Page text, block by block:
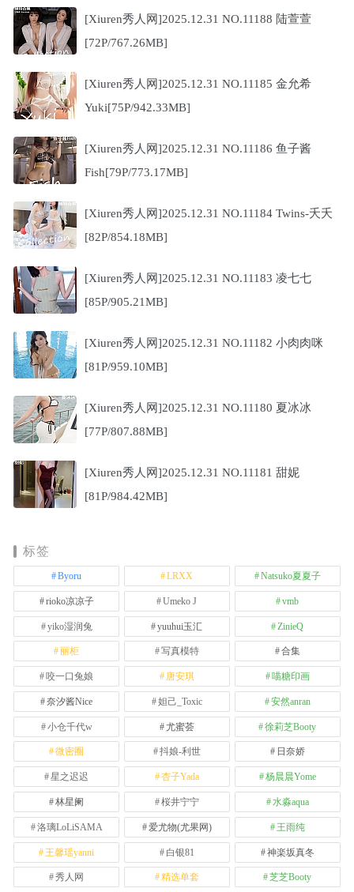
[Xiuren秀人网]2025.12.31 NO.11188 陆萱萱
[72P/767.26MB]
[Xiuren秀人网]2025.12.31 NO.11185 金允希
Yuki[75P/942.33MB]
[Xiuren秀人网]2025.12.31 NO.11186 鱼子酱
Fish[79P/773.17MB]
[Xiuren秀人网]2025.12.31 NO.11184 Twins-夭夭
[82P/854.18MB]
[Xiuren秀人网]2025.12.31 NO.11183 凌七七
[85P/905.21MB]
[Xiuren秀人网]2025.12.31 NO.11182 小肉肉咪
[81P/959.10MB]
[Xiuren秀人网]2025.12.31 NO.11180 夏冰冰
[77P/807.88MB]
[Xiuren秀人网]2025.12.31 NO.11181 甜妮
[81P/984.42MB]
标签
Byoru LRXX Natsuko夏夏子
rioko凉凉子 Umeko J vmb
yiko湿润兔 yuuhui玉汇 ZinieQ
丽柜 写真模特 合集
咬一口兔娘 唐安琪 喵糖印画
奈汐酱Nice 妲己_Toxic 安然anran
小仓千代w 尤蜜荟 徐莉芝Booty
微密圈 抖娘-利世 日奈娇
星之迟迟 杏子Yada 杨晨晨Yome
林星阑 桜井宁宁 水淼aqua
洛璃LoLiSAMA 爱尤物(尤果网) 王雨纯
王馨瑶yanni 白银81 神楽坂真冬
秀人网 精选单套 芝芝Booty